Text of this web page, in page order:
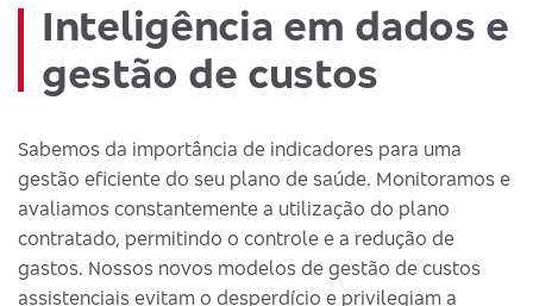
Inteligência em dados e
gestão de custos
Sabemos da importância de indicadores para uma
gestão eficiente do seu plano de saúde. Monitoramos e
avaliamos constantemente a utilização do plano
contratado, permitindo o controle e a redução de
gastos. Nossos novos modelos de gestão de custos
assistenciais evitam o desperdício e privilegiam a